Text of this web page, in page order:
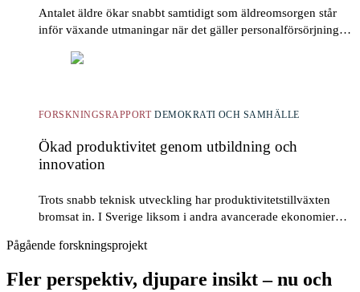
Antalet äldre ökar snabbt samtidigt som äldreomsorgen står
inför växande utmaningar när det gäller personalförsörjning
FORSKNINGSRAPPORT DEMOKRATI OCH SAMHÄLLE
Ökad produktivitet genom utbildning och
innovation
Trots snabb teknisk utveckling har produktivitetstillväxten
bromsat in. I Sverige liksom i andra avancerade ekonomier
Pågående forskningsprojekt
Fler perspektiv, djupare insikt – nu och